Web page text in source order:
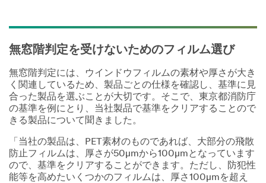
無窓階判定を受けないためのフィルム選び
無窓階判定には、ウインドウフィルムの素材や厚さが大き
く関連しているため、製品ごとの仕様を確認し、基準に見
合った製品を選ぶことが大切です。そこで、東京都消防庁
の基準を例にとり、当社製品で基準をクリアすることので
きる製品について聞きました。
「当社の製品は、PET素材のものであれば、大部分の飛散
防止フィルムは、厚さが50µmから100µmとなっています
ので、基準をクリアすることができます。ただし、防犯性
能等を高めたいくつかのフィルムは、厚さ100µmを超え